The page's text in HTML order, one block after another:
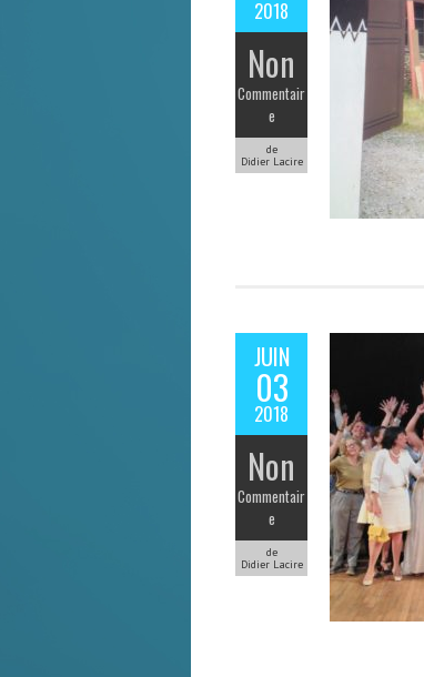
2018
Non
Commentair
e
de
Didier Lacire
JUIN
03
2018
Non
Commentair
e
de
Didier Lacire